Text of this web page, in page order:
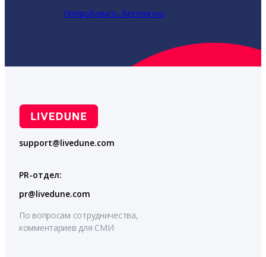
Попробовать бесплатно
support@livedune.com
PR-отдел:
pr@livedune.com
По вопросам сотрудничества,
комментариев для СМИ